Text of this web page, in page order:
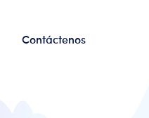
Contáctenos